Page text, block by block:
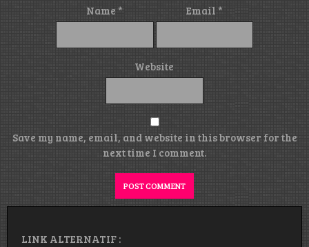
Name * Email *
Website
Save my name, email, and website in this browser for the
next time I comment.
LINK ALTERNATIF :